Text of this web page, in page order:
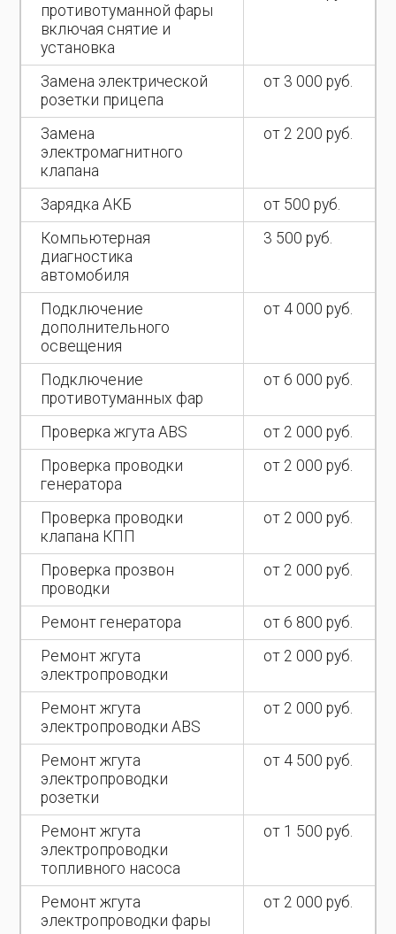
противотуманной фары
включая снятие и
установка
Замена электрической
розетки прицепа
от 3 000 руб.
Замена
электромагнитного
клапана
от 2 200 руб.
Зарядка АКБ
от 500 руб.
Компьютерная
диагностика
автомобиля
3 500 руб.
Подключение
дополнительного
освещения
от 4 000 руб.
Подключение
противотуманных фар
от 6 000 руб.
Проверка жгута ABS
от 2 000 руб.
Проверка проводки
генератора
от 2 000 руб.
Проверка проводки
клапана КПП
от 2 000 руб.
Проверка прозвон
проводки
от 2 000 руб.
Ремонт генератора
от 6 800 руб.
Ремонт жгута
электропроводки
от 2 000 руб.
Ремонт жгута
электропроводки ABS
от 2 000 руб.
Ремонт жгута
электропроводки
розетки
от 4 500 руб.
Ремонт жгута
электропроводки
топливного насоса
от 1 500 руб.
Ремонт жгута
электропроводки фары
от 2 000 руб.